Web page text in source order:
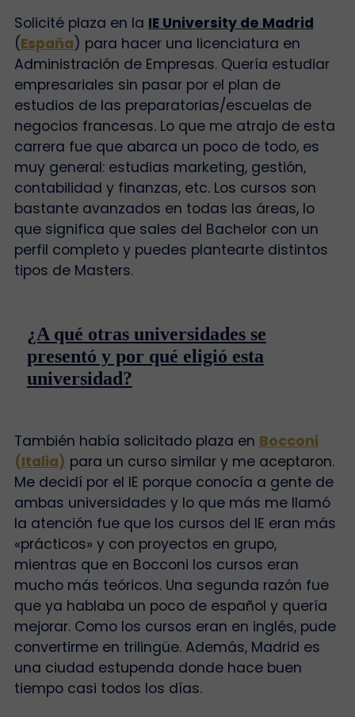
Solicité plaza en la IE University de Madrid
(España) para hacer una licenciatura en
Administración de Empresas. Quería estudiar
empresariales sin pasar por el plan de
estudios de las preparatorias/escuelas de
negocios francesas. Lo que me atrajo de esta
carrera fue que abarca un poco de todo, es
muy general: estudias marketing, gestión,
contabilidad y finanzas, etc. Los cursos son
bastante avanzados en todas las áreas, lo
que significa que sales del Bachelor con un
perfil completo y puedes plantearte distintos
tipos de Masters.
¿A qué otras universidades se
presentó y por qué eligió esta
universidad?
También había solicitado plaza en Bocconi
(Italia) para un curso similar y me aceptaron.
Me decidí por el IE porque conocía a gente de
ambas universidades y lo que más me llamó
la atención fue que los cursos del IE eran más
«prácticos» y con proyectos en grupo,
mientras que en Bocconi los cursos eran
mucho más teóricos. Una segunda razón fue
que ya hablaba un poco de español y quería
mejorar. Como los cursos eran en inglés, pude
convertirme en trilingüe. Además, Madrid es
una ciudad estupenda donde hace buen
tiempo casi todos los días.